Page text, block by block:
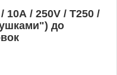
10А / 250V / T250 /
до